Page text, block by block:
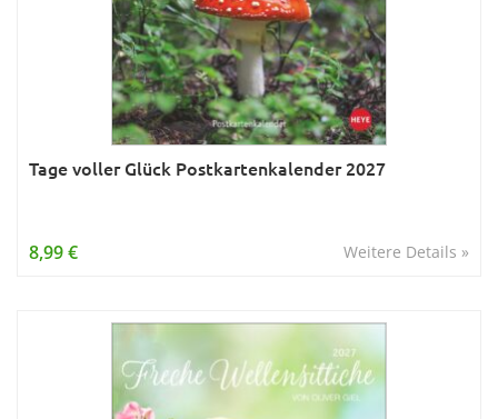
Tage voller Glück Postkartenkalender 2027
Weitere Details »
8,99 €